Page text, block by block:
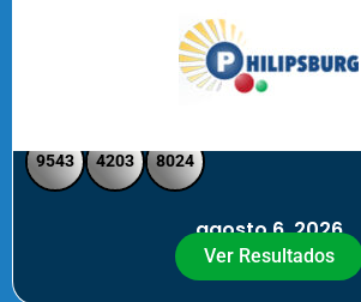
9543 4203 8024
agosto 6, 2026
Ver Resultados